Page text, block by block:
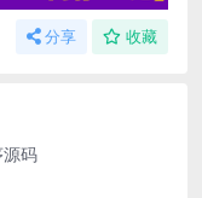
分享 收藏
码